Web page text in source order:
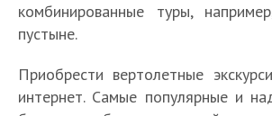
комбинированные туры,
пустыне.
Приобрести вертолетные
интернет. Самые популярные и